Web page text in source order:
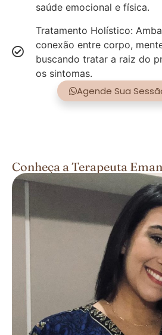
saúde emocional e física.
Tratamento Holístico:
conexão entre corpo,
buscando tratar a raiz do
os sintomas.
Agende Sua
Conheça a Terapeuta